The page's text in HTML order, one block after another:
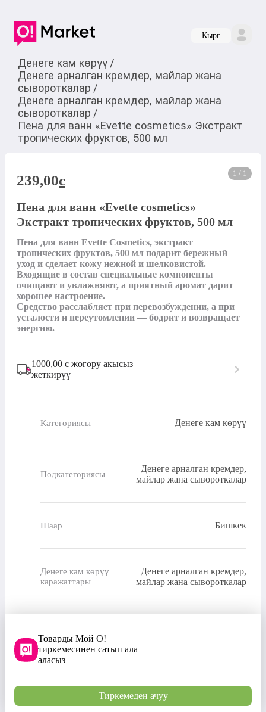
Кырг
Денеге кам көрүү /
Денеге арналган кремдер, майлар жана
сывороткалар /
Денеге арналган кремдер, майлар жана
сывороткалар /
Пена для ванн «Evette cosmetics» Экстракт
тропических фруктов, 500 мл
1 / 1
239,00c
Пена для ванн «Evette cosmetics»
Экстракт тропических фруктов, 500 мл
Пена для ванн Evette Cosmetics, экстракт
тропических фруктов, 500 мл подарит бережный
уход и сделает кожу нежной и шелковистой.
Входящие в состав специальные компоненты
очищают и увлажняют, а приятный аромат дарит
хорошее настроение.
Средство расслабляет при перевозбуждении, а при
усталости и переутомлении — бодрит и возвращает
энергию.
1000,00 с жогору акысыз
жеткирүү
Категориясы Денеге кам көрүү
Подкатегориясы
Денеге арналган кремдер,
майлар жана сывороткалар
Шаар Бишкек
Денеге кам көрүү
каражаттары
Денеге арналган кремдер,
майлар жана сывороткалар
Товарды Мой О!
тиркемесинен сатып ала
аласыз
Тиркемеден ачуу